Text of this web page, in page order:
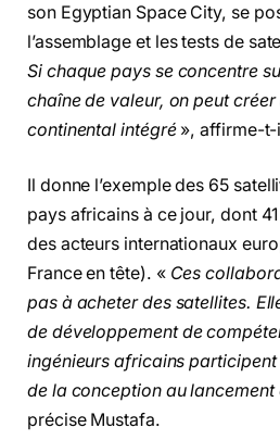
son Egyptian Space City, se
l’assemblage et les tests de
Si chaque pays se concentre
chaîne de valeur, on peut
continental intégré», affirme-t-
Il donne l’exemple des 65
pays africains à ce jour, dont
des acteurs internationaux
France en tête). « Ces
pas à acheter des satellites.
de développement de
ingénieurs africains participent
de la conception au lancement
précise Mustafa.